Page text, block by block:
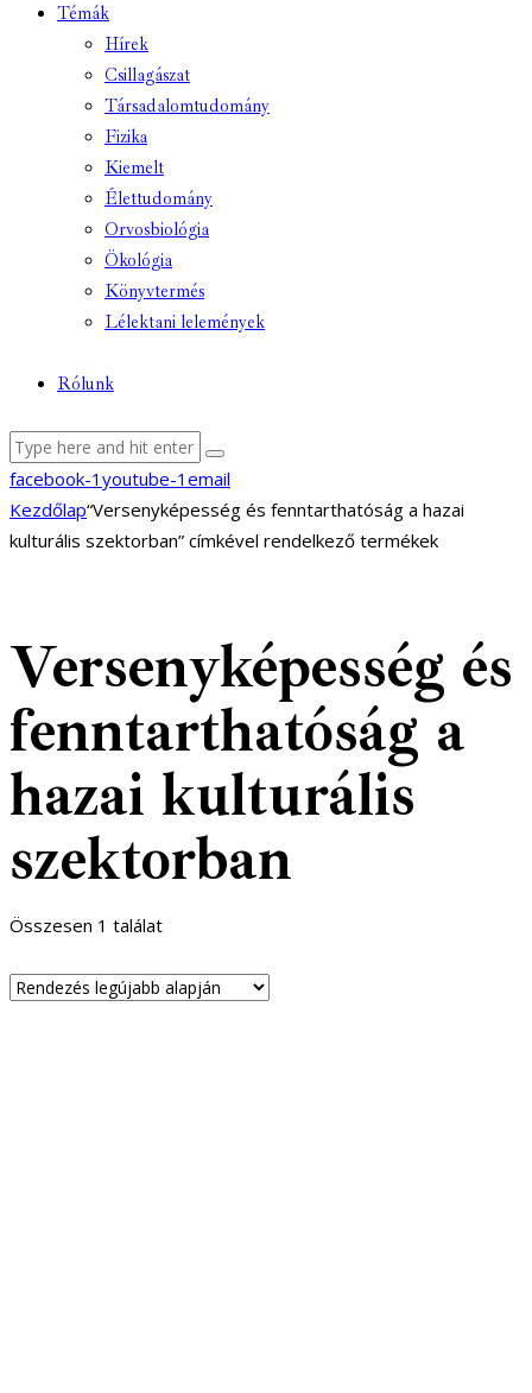
Témák
Hírek
Csillagászat
Társadalomtudomány
Fizika
Kiemelt
Élettudomány
Orvosbiológia
Ökológia
Könyvtermés
Lélektani lelemények
Rólunk
facebook-1 youtube-1 email
Kezdőlap“Versenyképesség és fenntarthatóság a hazai
kulturális szektorban” címkével rendelkező termékek
Versenyképesség és
fenntarthatóság a
hazai kulturális
szektorban
Összesen 1 találat